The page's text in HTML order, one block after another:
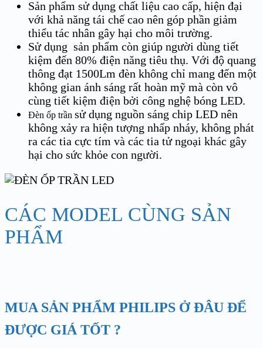
Sản phẩm sử dụng chất liệu cao cấp, hiện đại
với khả năng tái chế cao nên góp phần giảm
thiểu tác nhân gây hại cho môi trường.
Sử dụng sản phẩm còn giúp người dùng tiết
kiệm đến 80% điện năng tiêu thụ. Với độ quang
thông đạt 1500Lm đèn không chỉ mang đến một
không gian ánh sáng rất hoàn mỹ mà còn vô
cùng tiết kiệm điện bởi công nghệ bóng LED.
Đèn ốp trần sử dụng nguồn sáng chip LED nên
không xảy ra hiện tượng nhấp nháy, không phát
ra các tia cực tím và các tia tử ngoại khác gây
hại cho sức khỏe con người.
CÁC MODEL CÙNG SẢN
PHẨM
MUA SẢN PHẨM PHILIPS Ở ĐÂU ĐỂ
ĐƯỢC GIÁ TỐT ?